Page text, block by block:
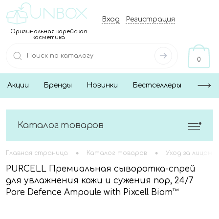
Оригинальная корейская
косметика
Вход Регистрация
0
Акции Бренды Новинки Бестселлеры
Каталог товаров
Главная страница • Каталог товаров • Уход за лицом
PURCELL Премиальная сыворотка-спрей
для увлажнения кожи и сужения пор, 24/7
Pore Defence Ampoule with Pixcell Biom™